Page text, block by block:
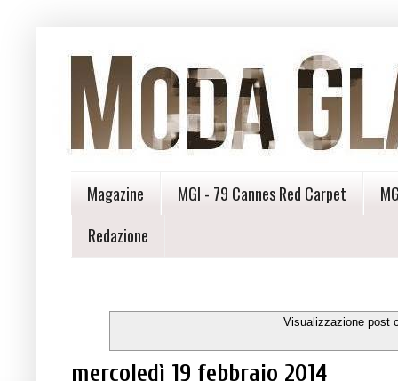
Magazine MGI - 79 Cannes Red Carpet
Redazione
Visualizzazione post
mercoledì 19 febbraio 2014